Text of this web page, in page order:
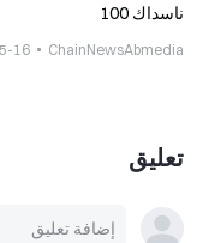
ناسداك 100
ChainNewsAbmedia
03:04
تعليق